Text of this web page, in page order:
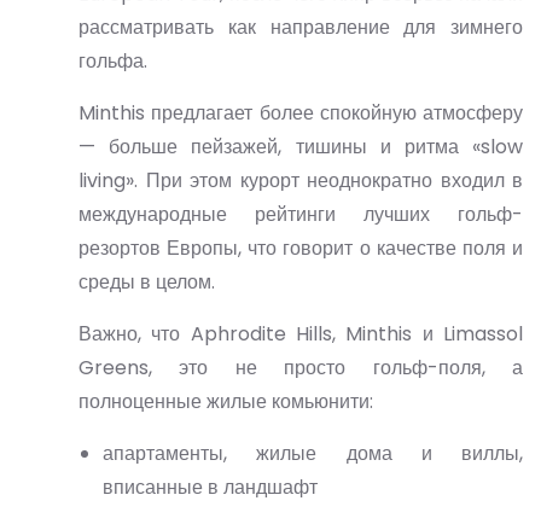
рассматривать как направление для зимнего
гольфа.
Minthis предлагает более спокойную атмосферу
— больше пейзажей, тишины и ритма «slow
living». При этом курорт неоднократно входил в
международные рейтинги лучших гольф-
резортов Европы, что говорит о качестве поля и
среды в целом.
Важно, что Aphrodite Hills, Minthis и Limassol
Greens, это не просто гольф-поля, а
полноценные жилые комьюнити:
апартаменты, жилые дома и виллы,
вписанные в ландшафт